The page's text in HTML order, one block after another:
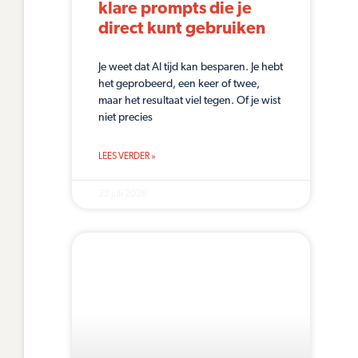
klare prompts die je
direct kunt gebruiken
Je weet dat AI tijd kan besparen. Je hebt
het geprobeerd, een keer of twee,
maar het resultaat viel tegen. Of je wist
niet precies
LEES VERDER »